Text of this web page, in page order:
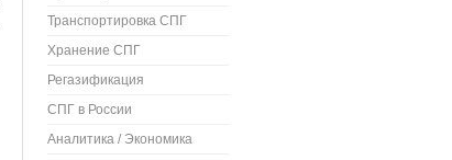
Транспортировка СПГ
Хранение СПГ
Регазификация
СПГ в России
Аналитика / Экономика